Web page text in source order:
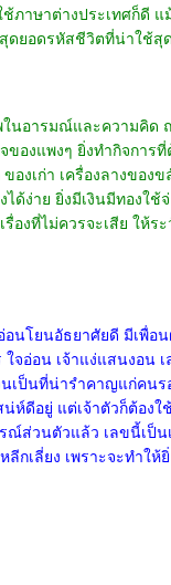
ภาษาต่างประเทศก็ดี
ดยอดรหัสชีวิตที่น่าใช้สุ
อารมณ์และความคิด ถ
ของแพงๆ ยิ่งทำกิจกา
เก่า เครื่องลางของ
ด้ง่าย ยิ่งมีเงินมีทองใ
องที่ไม่ควรจะเสีย ใ
โยนอัธยาศัยดี มีเพื่อ
จอ่อน เจ้าแง่แสนงอน
เป็นที่น่ารำคาญแก่คน
ห์ดีอยู่ แต่เจ้าตัวก็ต้อ
ณ์ส่วนตัวแล้ว เลขนี้เป็
กเลี่ยง เพราะจะทำ